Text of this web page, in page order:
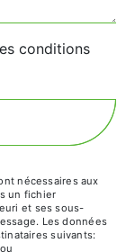
conditions
nécessaires aux
un fichier
et ses sous-
Les données
suivants: